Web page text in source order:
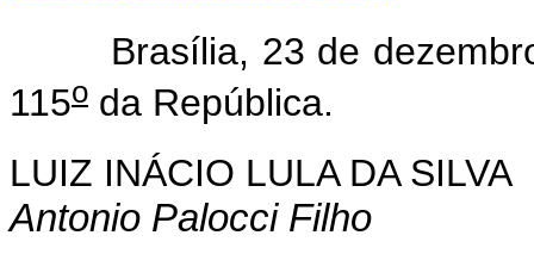
Brasília, 23 de dezembro
115o da República.
LUIZ INÁCIO LULA DA SILVA
Antonio Palocci Filho